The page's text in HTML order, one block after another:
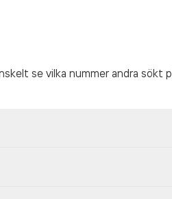
se vilka nummer andra sökt